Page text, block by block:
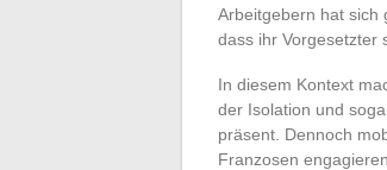
Arbeitgebern hat sich
dass ihr Vorgesetzter
In diesem Kontext
der Isolation und
präsent. Dennoch
Franzosen